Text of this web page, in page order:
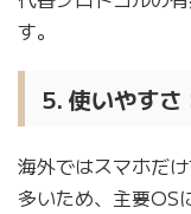
す。
5. 使いやすさ
海外ではスマホだ
多いため、主要OS